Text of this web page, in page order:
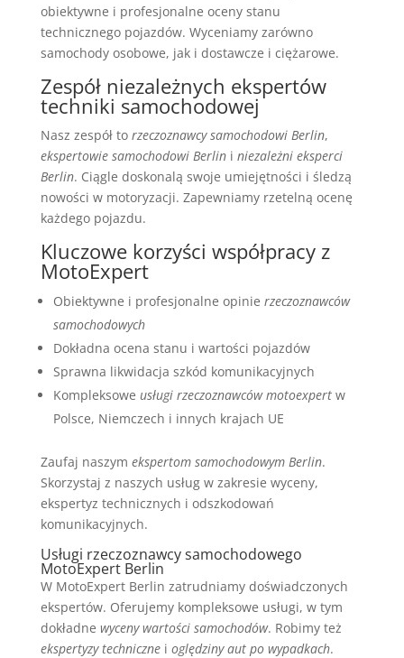
obiektywne i profesjonalne oceny stanu
technicznego pojazdów. Wyceniamy zarówno
samochody osobowe, jak i dostawcze i ciężarowe.
Zespół niezależnych ekspertów
techniki samochodowej
Nasz zespół to rzeczoznawcy samochodowi Berlin,
ekspertowie samochodowi Berlini niezależni eksperci
Berlin. Ciągle doskonalą swoje umiejętności i śledzą
nowości w motoryzacji. Zapewniamy rzetelną ocenę
każdego pojazdu.
Kluczowe korzyści współpracy z
MotoExpert
Obiektywne i profesjonalne opinie rzeczoznawców
samochodowych
Dokładna ocena stanu i wartości pojazdów
Sprawna likwidacja szkód komunikacyjnych
Kompleksowe usługi rzeczoznawców motoexpertw
Polsce, Niemczech i innych krajach UE
Zaufaj naszym ekspertom samochodowym Berlin.
Skorzystaj z naszych usług w zakresie wyceny,
ekspertyz technicznych i odszkodowań
komunikacyjnych.
Usługi rzeczoznawcy samochodowego
MotoExpert Berlin
W MotoExpert Berlin zatrudniamy doświadczonych
ekspertów. Oferujemy kompleksowe usługi, w tym
dokładne wyceny wartości samochodów. Robimy też
ekspertyzy technicznei oględziny aut po wypadkach.